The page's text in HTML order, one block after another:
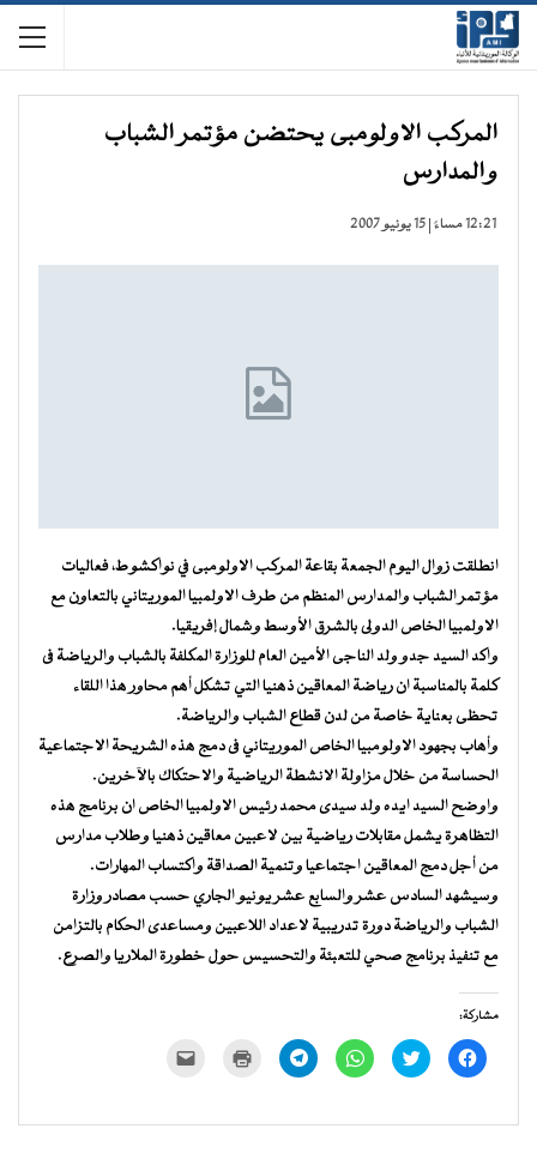
المركب الاولومبى يحتضن مؤتمر الشباب
والمدارس
12:21 مساءً | 15 يونيو 2007
انطلقت زوال اليوم الجمعة بقاعة المركب الاولومبى في نواكشوط، فعاليات
مؤتمر الشباب والمدارس المنظم من طرف الاولمبيا الموريتاني بالتعاون مع
الاولمبيا الخاص الدولى بالشرق الأوسط وشمال إفريقيا.
واكد السيد جدو ولد الناجى الأمين العام للوزارة المكلفة بالشباب والرياضة فى
كلمة بالمناسبة ان رياضة المعاقين ذهنيا التي تشكل أهم محاور هذا اللقاء
تحظى بعناية خاصة من لدن قطاع الشباب والرياضة.
وأهاب بجهود الاولومبيا الخاص الموريتاني فى دمج هذه الشريحة الاجتماعية
الحساسة من خلال مزاولة الانشطة الرياضية والاحتكاك بالآخرين.
واوضح السيد ايده ولد سيدى محمد رئيس الاولمبيا الخاص ان برنامج هذه
التظاهرة يشمل مقابلات رياضية بين لاعبين معاقين ذهنيا وطلاب مدارس
من أجل دمج المعاقين اجتماعيا وتنمية الصداقة واكتساب المهارات.
وسيشهد السادس عشر والسابع عشر يونيو الجاري حسب مصادر وزارة
الشباب والرياضة دورة تدريبية لاعداد اللاعبين ومساعدى الحكام بالتزامن
مع تنفيذ برنامج صحي للتعبئة والتحسيس حول خطورة الملاريا والصرع.
مشاركة:
انقر
للمشاركة
في
اضغط
للمشاركة
في
انقر
للمشاركة
في
انقر
للمشاركة
في
للطباعة
جديدة) الإلكتروني